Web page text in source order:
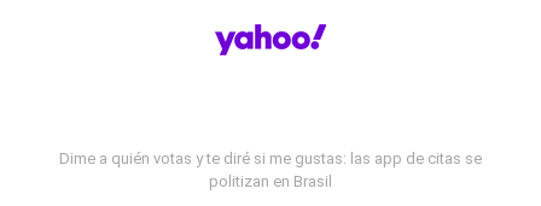
Dime a quién votas y te diré si me gustas: las app de citas se
politizan en Brasil